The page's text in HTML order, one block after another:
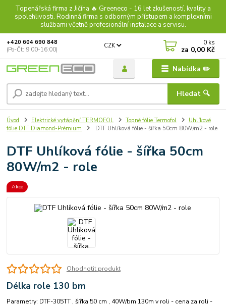
Topenářská firma z Jičína 🔥 Greeneco - 16 let zkušeností, kvality a
spolehlivosti. Rodinná firma s odborným přístupem a komplexními
službami včetně profesionální instalace a servisu.
Nabídka ✏️
CZK
Hledat 🔍
+420 604 690 848
(Po-Čt: 9:00-16:00)
0 ks
za 0,00 Kč
Úvod Elektrické vytápění TERMOFOL Topné fólie Termofol
Uhlíkové
fólie DTF Diamond-Prémium
DTF Uhlíková fólie - šířka 50cm 80W/m2 - role
DTF Uhlíková fólie - šířka 50cm
80W/m2 - role
Akce
Ohodnotit produkt
Délka role 130 bm
Parametry: DTF-305TT , šířka 50 cm , 40W/bm 130m v roli - cena za roli -